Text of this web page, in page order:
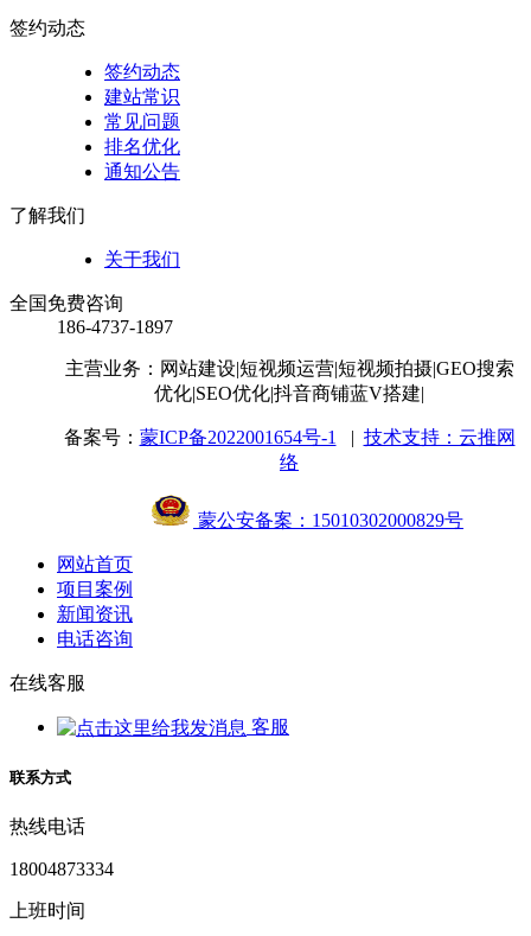
签约动态
签约动态
建站常识
常见问题
排名优化
通知公告
了解我们
关于我们
全国免费咨询
186-4737-1897
主营业务：网站建设|短视频运营|短视频拍摄|GEO搜索
优化|SEO优化|抖音商铺蓝V搭建|
备案号： 蒙ICP备2022001654号-1 | 技术支持：云推网
络
蒙公安备案：15010302000829号
网站首页
项目案例
新闻资讯
电话咨询
在线客服
客服
联系方式
热线电话
18004873334
上班时间